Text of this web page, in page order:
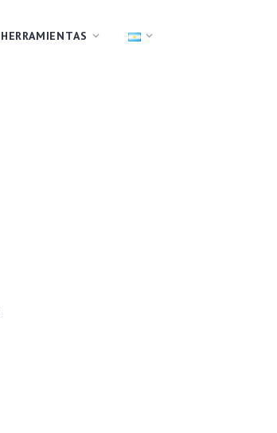
HERRAMIENTAS